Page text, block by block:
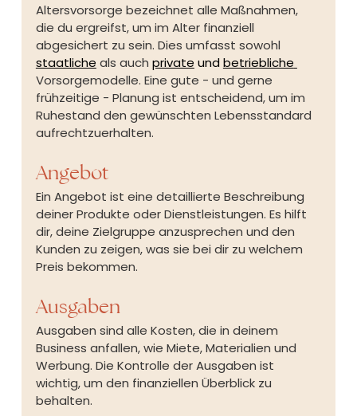
Altersvorsorge bezeichnet alle Maßnahmen,
die du ergreifst, um im Alter finanziell
abgesichert zu sein. Dies umfasst sowohl
staatliche als auch private und betriebliche
Vorsorgemodelle. Eine gute - und gerne
frühzeitige - Planung ist entscheidend, um im
Ruhestand den gewünschten Lebensstandard
aufrechtzuerhalten.
Angebot
Ein Angebot ist eine detaillierte Beschreibung
deiner Produkte oder Dienstleistungen. Es hilft
dir, deine Zielgruppe anzusprechen und den
Kunden zu zeigen, was sie bei dir zu welchem
Preis bekommen.
Ausgaben
Ausgaben sind alle Kosten, die in deinem
Business anfallen, wie Miete, Materialien und
Werbung. Die Kontrolle der Ausgaben ist
wichtig, um den finanziellen Überblick zu
behalten.